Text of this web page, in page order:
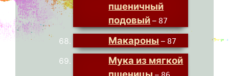
пшеничный
подовый – 87
Макароны – 87
Мука из мягкой